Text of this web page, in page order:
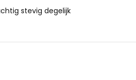
stevig degelijk